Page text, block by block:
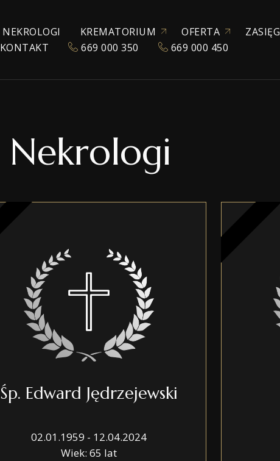
NEKROLOGI KREMATORIUM
KATALOG URN
OFERTA
POGRZEBY WYZNANIOWE
POGRZEBY ŚWIECKIE
TRANSPORT ZMARŁYCH
AKCESORIA POGRZEBOWE
WŁASNE CHŁODNIE
OPRAWA MUZYCZNA
OPIEKA NAD GROBAMI
BIURO MOBILNE
USŁUGI CMENTARNE
PORADNIK
ZASIĘG
KONTAKT 669 000 350 669 000 450
Nekrologi
Śp. Edward Jędrzejewski
02.01.1959 - 12.04.2024
Wiek: 65 lat